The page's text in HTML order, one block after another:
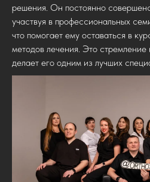
решения. Он постоянно
участвуя в профессиональных
что помогает ему оставаться в
методов лечения. Это
делает его одним из лучших